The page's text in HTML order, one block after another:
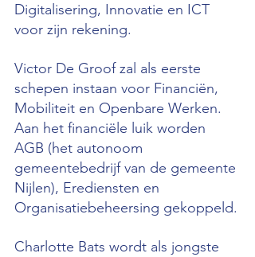
Digitalisering, Innovatie en ICT
voor zijn rekening.
Victor De Groof zal als eerste
schepen instaan voor Financiën,
Mobiliteit en Openbare Werken.
Aan het financiële luik worden
AGB (het autonoom
gemeentebedrijf van de gemeente
Nijlen), Erediensten en
Organisatiebeheersing gekoppeld.
Charlotte Bats wordt als jongste